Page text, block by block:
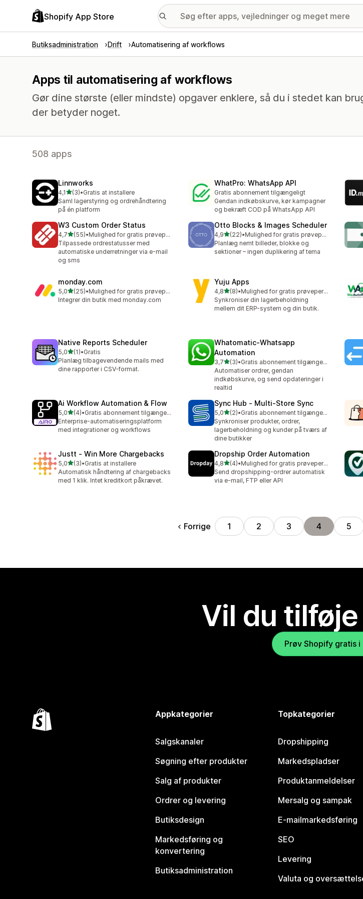
Shopify App Store
Butiksadministration Drift Automatisering af workflows
Apps til automatisering af workflows
Gør dine største (eller mindste) opgaver enklere, så du i stedet kan
der betyder noget.
508 apps
Linnworks
4,1ud af 5 stjerner
(3)
3 anmeldelser i alt
•Gratis at installere
Saml lagerstyring og ordrehåndtering
på én platform
WhatPro: WhatsApp API
Gratis abonnement tilgængeligt
Gendan indkøbskurve, kør kampagner
og bekræft COD på WhatsApp API
W3 Custom Order Status
4,7ud af 5 stjerner
(55)
55 anmeldelser i alt
•
Mulighed for gratis prøveperiode
Tilpassede ordrestatusser med
automatiske underretninger via e-mail
og sms
Otto Blocks & Images Scheduler
4,9ud af 5 stjerner
(22)
22 anmeldelser i alt
•
Mulighed for gratis prøveperiode
Planlæg nemt billeder, blokke og
sektioner – ingen duplikering af tema
monday.com
5,0ud af 5 stjerner
(25)
25 anmeldelser i alt
•
Mulighed for gratis prøveperiode
Integrer din butik med monday.com
Yuju Apps
4,8ud af 5 stjerner
(8)
8 anmeldelser i alt
•
Mulighed for gratis prøveperiode
Synkroniser din lagerbeholdning
mellem dit ERP-system og din butik.
Native Reports Scheduler
5,0ud af 5 stjerner
(1)
1 anmeldelser i alt
•Gratis
Planlæg tilbagevendende mails med
dine rapporter i CSV-format.
Whatomatic‑Whatsapp
Automation
3,7ud af 5 stjerner
(3)
3 anmeldelser i alt
•
Gratis abonnement tilgængeligt
Automatiser ordrer, gendan
indkøbskurve, og send opdateringer i
realtid
Ai Workflow Automation & Flow
5,0ud af 5 stjerner
(4)
4 anmeldelser i alt
•
Gratis abonnement tilgængeligt
Enterprise-automatiseringsplatform
med integrationer og workflows
Sync Hub ‑ Multi‑Store Sync
5,0ud af 5 stjerner
(2)
2 anmeldelser i alt
•
Gratis abonnement tilgængeligt
Synkroniser produkter, ordrer,
lagerbeholdning og kunder på tværs af
dine butikker
Justt ‑ Win More Chargebacks
5,0ud af 5 stjerner
(3)
3 anmeldelser i alt
•Gratis at installere
Automatisk håndtering af chargebacks
med 1 klik. Intet kreditkort påkrævet.
Dropship Order Automation
4,8ud af 5 stjerner
(4)
4 anmeldelser i alt
•
Mulighed for gratis prøveperiode
Send dropshipping-ordrer automatisk
via e-mail, FTP eller API
Forrige 1 2 3 4 5
Vil du
Prøv Shopify gratis i
Appkategorier
Salgskanaler
Søgning efter produkter
Salg af produkter
Ordrer og levering
Butiksdesign
Markedsføring og
konvertering
Butiksadministration
Topkategorier
Dropshipping
Markedspladser
Produktanmeldelser
Mersalg og sampak
E-mailmarkedsføring
SEO
Levering
Valuta og